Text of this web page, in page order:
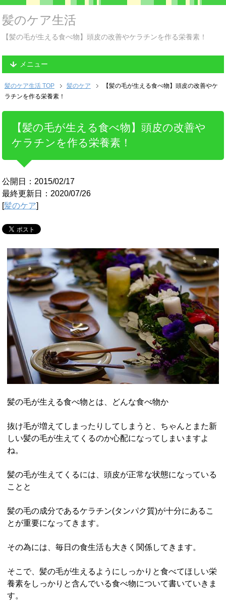
髪のケア生活
【髪の毛が生える食べ物】頭皮の改善やケラチンを作る栄養素！
メニュー
髪のケア生活 TOP 髪のケア
【髪の毛が生える食べ物】頭皮の改善やケ
ラチンを作る栄養素！
【髪の毛が生える食べ物】頭皮の改善や
ケラチンを作る栄養素！
公開日：2015/02/17
最終更新日：2020/07/26
[髪のケア]
髪の毛が生える食べ物とは、どんな食べ物か
抜け毛が増えてしまったりしてしまうと、ちゃんとまた新
しい髪の毛が生えてくるのか心配になってしまいますよ
ね。
髪の毛が生えてくるには、頭皮が正常な状態になっている
ことと
髪の毛の成分であるケラチン(タンパク質)が十分にあるこ
とが重要になってきます。
その為には、毎日の食生活も大きく関係してきます。
そこで、髪の毛が生えるようにしっかりと食べてほしい栄
養素をしっかりと含んでいる食べ物について書いていきま
す。